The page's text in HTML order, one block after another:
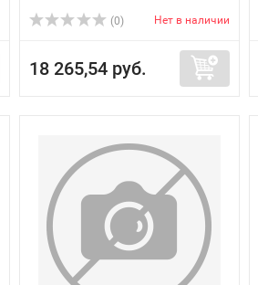
(0) Нет в наличии
18 265,54 руб.